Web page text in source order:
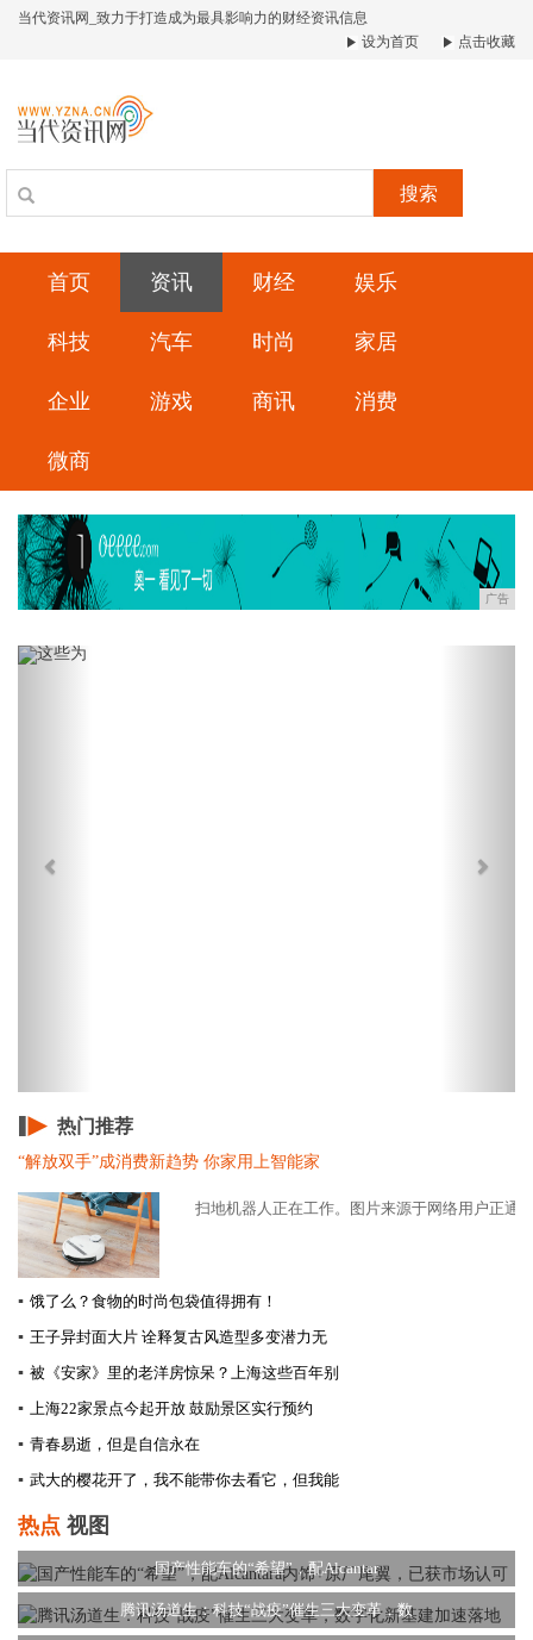
当代资讯网_致力于打造成为最具影响力的财经资讯信息
设为首页
点击收藏
搜索
首页 资讯 财经 娱乐
科技 汽车 时尚 家居
企业 游戏 商讯 消费
微商
广告
Previous
热门推荐
“解放双手”成消费新趋势 你家用上智能家
扫地机器人正在工作。图片来源于网络用户正通
▪ 饿了么？食物的时尚包袋值得拥有！
▪ 王子异封面大片 诠释复古风造型多变潜力无
▪ 被《安家》里的老洋房惊呆？上海这些百年别
▪
上海22家景点今起开放 鼓励景区实行预约
▪ 青春易逝，但是自信永在
▪ 武大的樱花开了，我不能带你去看它，但我能
热点 视图
国产性能车的“希望”，配Alcantar
腾讯汤道生：科技“战疫”催生三大变革，数